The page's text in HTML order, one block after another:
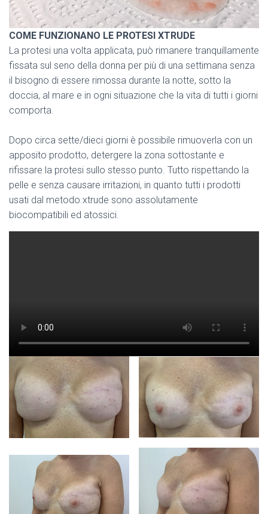
COME FUNZIONANO LE PROTESI XTRUDE
La protesi una volta applicata, può rimanere tranquillamente
fissata sul seno della donna per più di una settimana senza
il bisogno di essere rimossa durante la notte, sotto la
doccia, al mare e in ogni situazione che la vita di tutti i giorni
comporta.
Dopo circa sette/dieci giorni è possibile rimuoverla con un
apposito prodotto, detergere la zona sottostante e
rifissare la protesi sullo stesso punto. Tutto rispettando la
pelle e senza causare irritazioni, in quanto tutti i prodotti
usati dal metodo xtrude sono assolutamente
biocompatibili ed atossici.